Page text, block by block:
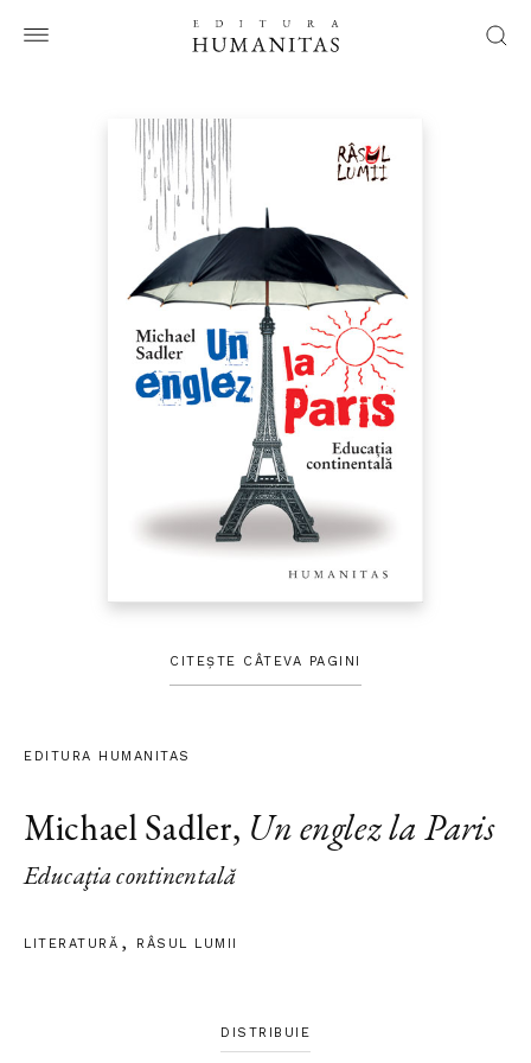
CITEȘTE CÂTEVA PAGINI
EDITURA HUMANITAS
Michael Sadler, Un englez la Paris
Educaţia continentală
LITERATURĂ RÂSUL LUMII
DISTRIBUIE